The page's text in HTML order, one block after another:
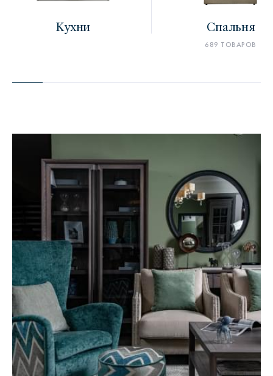
Кухни Спальня
689 ТОВАРОВ